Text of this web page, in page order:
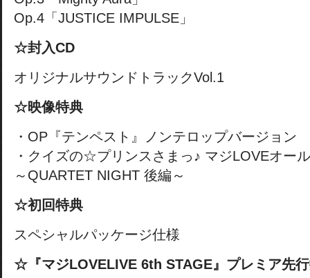
Op.4「JUSTICE IMPULSE」
☆封入CD
オリジナルサウンドトラックVol.1
☆映像特典
・OP『テンペスト』ノンテロップバージョン
・クイズの☆プリンスさまっ♪ マジLOVEオー
～QUARTET NIGHT 後編～
☆初回特典
スペシャルパッケージ仕様
☆『マジLOVELIVE 6th STAGE』プレミア先